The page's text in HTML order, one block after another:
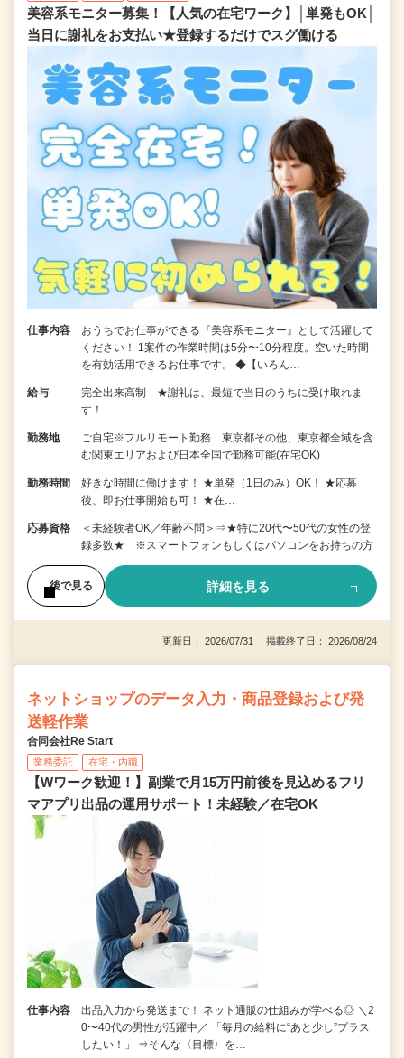
美容系モニター募集！【人気の在宅ワーク】│単発もOK│
当日に謝礼をお支払い★登録するだけでスグ働ける
仕事内容
おうちでお仕事ができる『美容系モニター』として活躍して
ください！ 1案件の作業時間は5分〜10分程度。空いた時間
を有効活用できるお仕事です。 ◆【いろん…
給与
完全出来高制 ★謝礼は、最短で当日のうちに受け取れま
す！
勤務地
ご自宅※フルリモート勤務 東京都その他、東京都全域を含
む関東エリアおよび日本全国で勤務可能(在宅OK)
勤務時間
好きな時間に働けます！ ★単発（1日のみ）OK！ ★応募
後、即お仕事開始も可！ ★在…
応募資格
＜未経験者OK／年齢不問＞⇒★特に20代〜50代の女性の登
録多数★ ※スマートフォンもしくはパソコンをお持ちの方
後で見る 詳細を見る
更新日： 2026/07/31 掲載終了日： 2026/08/24
ネットショップのデータ入力・商品登録および発
送軽作業
合同会社Re Start
業務委託 在宅・内職
【Wワーク歓迎！】副業で月15万円前後を見込めるフリ
マアプリ出品の運用サポート！未経験／在宅OK
仕事内容
出品入力から発送まで！ ネット通販の仕組みが学べる◎ ＼2
0〜40代の男性が活躍中／ 「毎月の給料に“あと少し”プラス
したい！」 ⇒そんな〈目標〉を…